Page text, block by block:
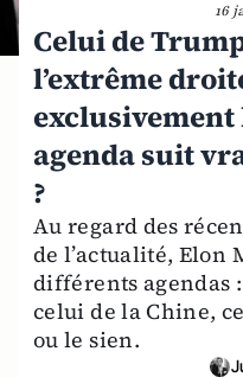
16
Celui de
l’extrême
exclusivement
agenda suit
?
Au regard des
de l’actualité, Elon
différents agendas
celui de la Chine,
ou le sien.